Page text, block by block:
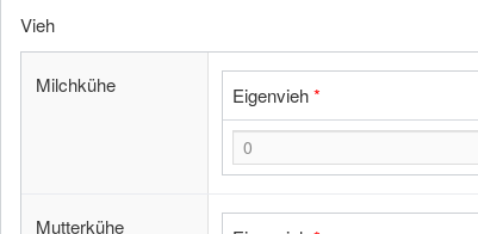
Vieh
Milchkühe Eigenvieh*
Mutterkühe